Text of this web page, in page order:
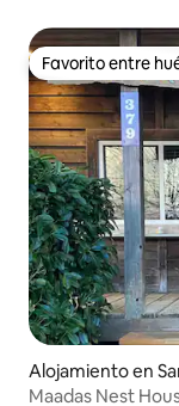
Favorito entre
Favorito entre
Alojamiento en
Maadas Nest